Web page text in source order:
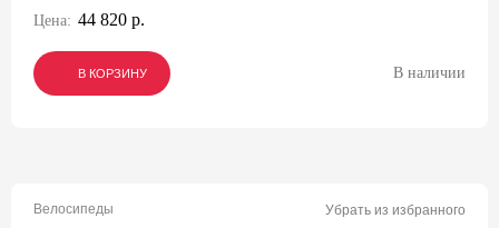
Цена: 44 820 р.
В КОРЗИНУ
В КОРЗИНУ
В КОРЗИНУ В наличии
Велосипеды Убрать из избранного